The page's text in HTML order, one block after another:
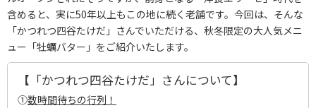
含めると、実に50年以上もこの地に続く老舗です。今回は、そんな
「かつれつ四谷たけだ」さんでいただける、秋冬限定の大人気メニ
ュー「牡蠣バター」をご紹介いたします。
【「かつれつ四谷たけだ」さんについて】
①数時間待ちの行列！